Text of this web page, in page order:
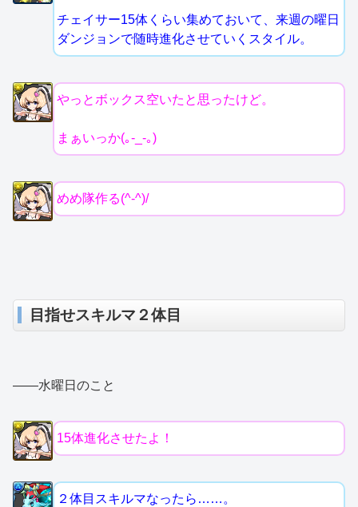
チェイサー15体くらい集めておいて、来週の曜日
ダンジョンで随時進化させていくスタイル。
やっとボックス空いたと思ったけど。
まぁいっか(｡-_-｡)
めめ隊作る(^-^)/
目指せスキルマ２体目
――水曜日のこと
15体進化させたよ！
２体目スキルマなったら……。